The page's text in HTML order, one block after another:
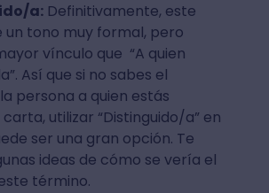
a:Definitivamente, este
un tono muy formal, pero
vínculo que “A quien
Así que si no sabes el
persona a quien estás
utilizar “Distinguido/a” en
ser una gran opción. Te
ideas de cómo se vería el
término.